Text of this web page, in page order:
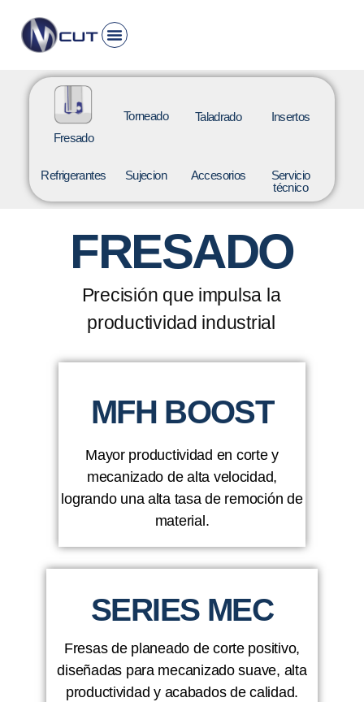
Fresado
Torneado Taladrado Insertos
Refrigerantes Sujecion Accesorios
Servicio
técnico
FRESADO
Precisión que impulsa la
productividad industrial
MFH BOOST
Mayor productividad en corte y
mecanizado de alta velocidad,
logrando una alta tasa de remoción de
material.
SERIES MEC
Fresas de planeado de corte positivo,
diseñadas para mecanizado suave, alta
productividad y acabados de calidad.